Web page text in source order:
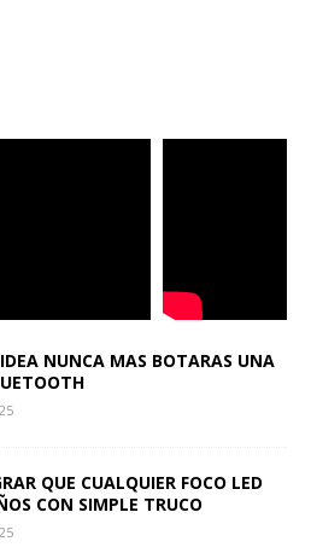
NUNCA MAS BOTARAS UNA
QUE CUALQUIER FOCO LED
CON SIMPLE TRUCO